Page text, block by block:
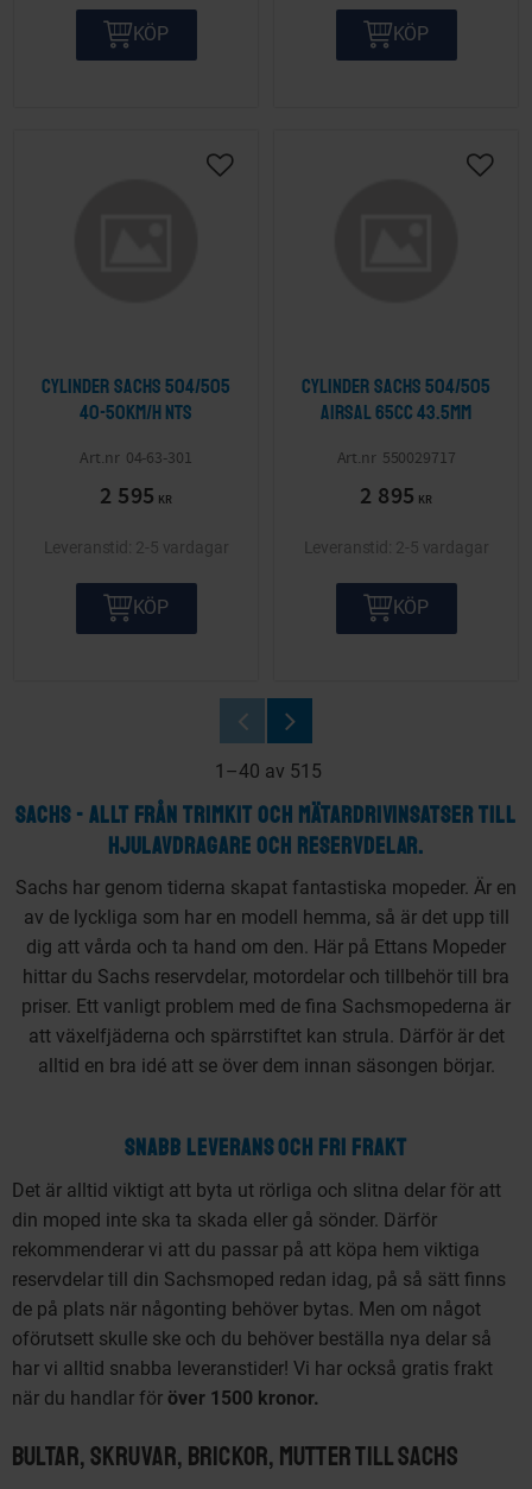
KÖP KÖP
Cylinder Sachs 504/505
40-50km/h NTS
04-63-301
2 595 KR
Lägg till i önskelista
2-5 vardagar
KÖP
Cylinder Sachs 504/505
Airsal 65cc 43.5mm
550029717
2 895 KR
Lägg
2-5 vardagar
KÖP
1–40 av 515
SACHS - ALLT FRÅN TRIMKIT OCH MÄTARDRIVINSATSER TILL
HJULAVDRAGARE OCH RESERVDELAR.
Sachs har genom tiderna skapat fantastiska mopeder. Är en
av de lyckliga som har en modell hemma, så är det upp till
dig att vårda och ta hand om den. Här på Ettans Mopeder
hittar du Sachs reservdelar, motordelar och tillbehör till bra
priser. Ett vanligt problem med de fina Sachsmopederna är
att växelfjäderna och spärrstiftet kan strula. Därför är det
alltid en bra idé att se över dem innan säsongen börjar.
SNABB LEVERANS OCH FRI FRAKT
Det är alltid viktigt att byta ut rörliga och slitna delar för att
din moped inte ska ta skada eller gå sönder. Därför
rekommenderar vi att du passar på att köpa hem viktiga
reservdelar till din Sachsmoped redan idag, på så sätt finns
de på plats när någonting behöver bytas. Men om något
oförutsett skulle ske och du behöver beställa nya delar så
har vi alltid snabba leveranstider! Vi har också gratis frakt
när du handlar för över 1500 kronor.
Bultar, Skruvar, Brickor, Mutter till Sachs